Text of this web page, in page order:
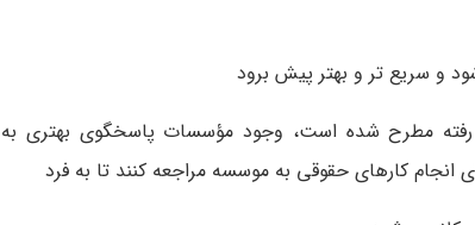
و سریع تر و بهتر پیش برود
رفته مطرح شده است، وجود مؤسسات پاسخگوی بهتری به
انجام کارهای حقوقی به موسسه مراجعه کنند تا به فرد